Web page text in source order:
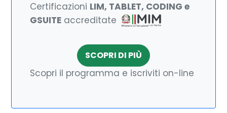
Certificazioni LIM, TABLET, CODING e
GSUITE accreditate
SCOPRI DI PIÙ
Scopri il programma e iscriviti on-line